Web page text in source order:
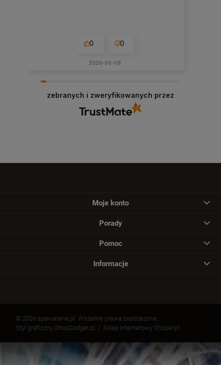
0 0
2026-06-09
zebranych i zweryfikowanych przez
Moje konto
Porady
Pomoc
Informacje
© 2026 spawarena.pl. Wszelkie prawa zastrzeżone.
Styl graficzny ShopGadget.pl
Sklep internetowy Shoper.pl